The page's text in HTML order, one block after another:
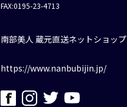
FAX:0195-23-4713
南部美人 蔵元直送ネットショップ
https://www.nanbubijin.jp/